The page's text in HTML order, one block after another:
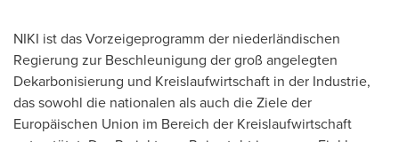
NIKI ist das Vorzeigeprogramm der niederländischen
Regierung zur Beschleunigung der groß angelegten
Dekarbonisierung und Kreislaufwirtschaft in der Industrie,
das sowohl die nationalen als auch die Ziele der
Europäischen Union im Bereich der Kreislaufwirtschaft